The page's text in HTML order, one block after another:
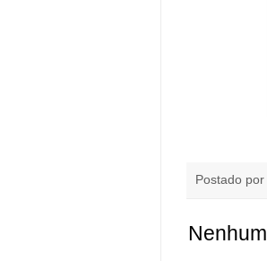
Postado por